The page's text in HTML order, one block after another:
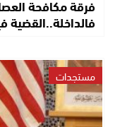
فالداخلة..القضية
مستجدات